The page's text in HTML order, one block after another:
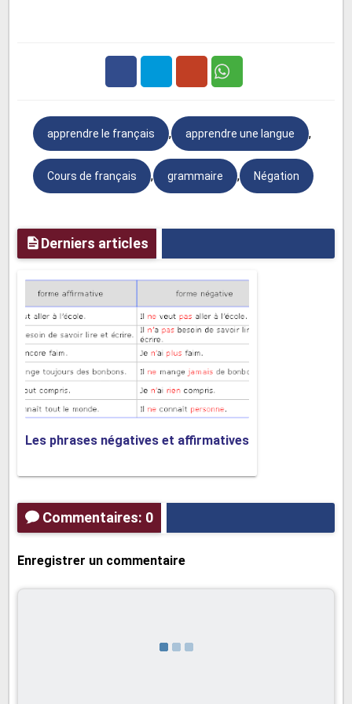
Plus
apprendre le français , apprendre une langue ,
Cours de français , grammaire , Négation
Derniers articles
Les phrases négatives et affirmatives
Commentaires: 0
Enregistrer un commentaire